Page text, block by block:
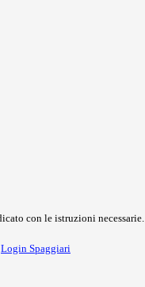
con le istruzioni necessarie.
Login Spaggiari